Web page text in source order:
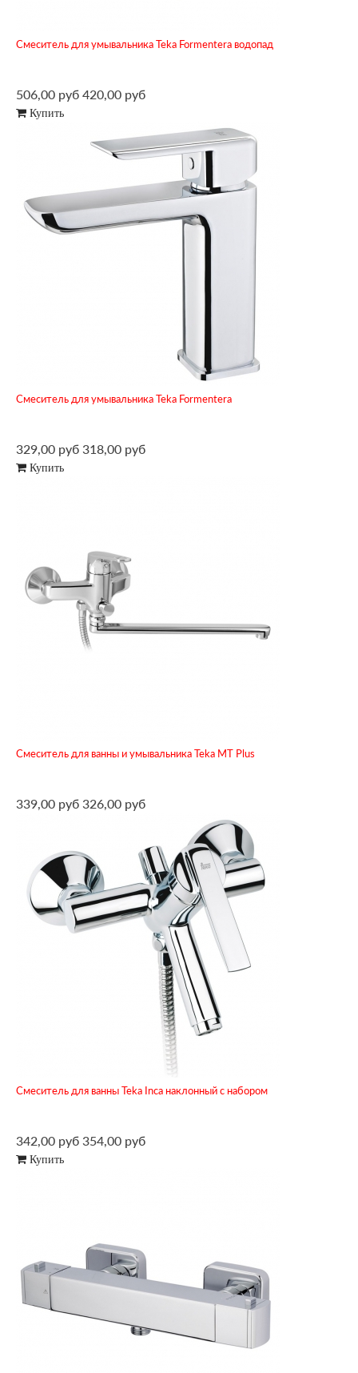
Смеситель для умывальника Teka Formentera водопад
506,00 руб 420,00 руб
Купить
Смеситель для умывальника Teka Formentera
329,00 руб 318,00 руб
Купить
Смеситель для ванны и умывальника Teka MT Plus
339,00 руб 326,00 руб
Смеситель для ванны Teka Inca наклонный с набором
342,00 руб 354,00 руб
Купить